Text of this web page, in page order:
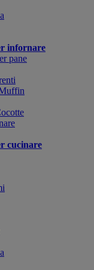
infornare
pane
cucinare